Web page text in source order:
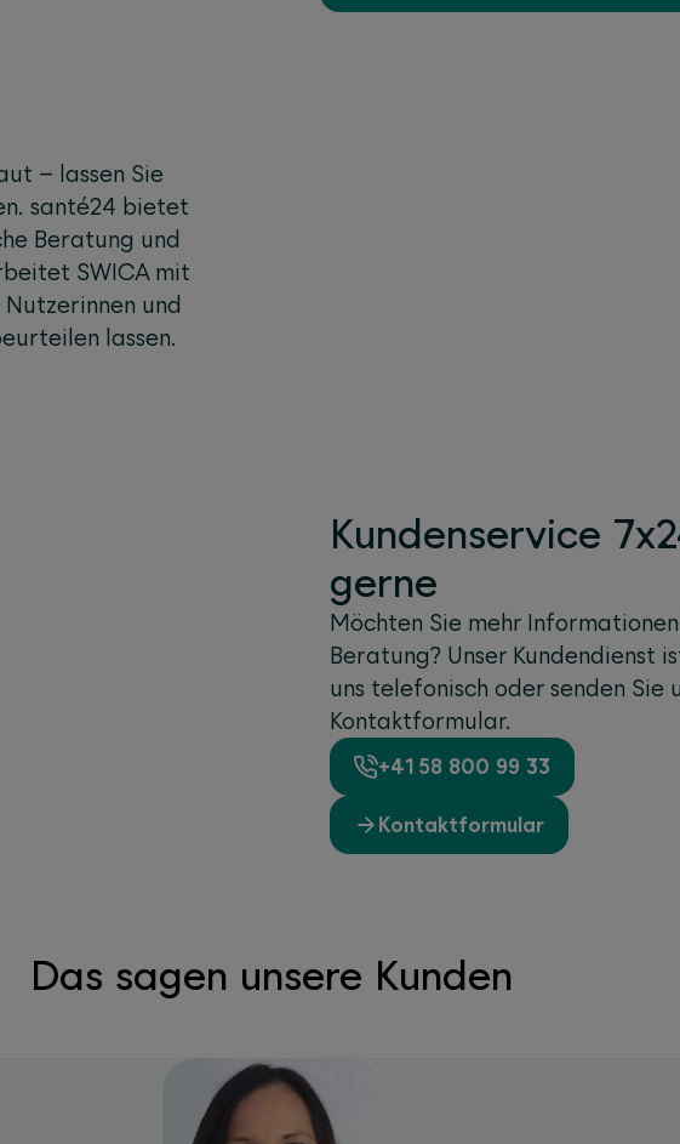
– lassen Sie
santé24 bietet
Beratung und
SWICA mit
und
lassen.
Kundenservice
gerne
Möchten Sie mehr
Beratung? Unser Kundendienst
uns telefonisch oder senden Sie
Kontaktformular.
+41 58 800 99 33
Kontaktformular
Das sagen unsere Kunden